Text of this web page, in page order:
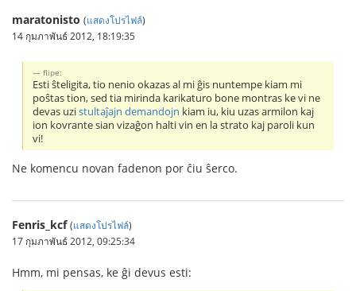
maratonisto (แสดงโปรไฟล์)
14 กุมภาพันธ์ 2012, 18:19:35
flipe:
Esti ŝteligita, tio nenio okazas al mi ĝis nuntempe kiam mi
poŝtas tion, sed tia mirinda karikaturo bone montras ke vi ne
devas uzistultaĵajn demandojn kiam iu, kiu uzas armilon kaj
ion kovrante sian vizaĝon halti vin en la strato kaj paroli kun
vi!
Ne komencu novan fadenon por ĉiu ŝerco.
Fenris_kcf (แสดงโปรไฟล์)
17 กุมภาพันธ์ 2012, 09:25:34
Hmm, mi pensas, ke ĝi devus esti: